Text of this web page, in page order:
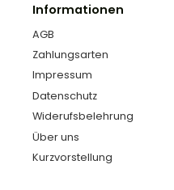
Informationen
AGB
Zahlungsarten
Impressum
Datenschutz
Widerufsbelehrung
Über uns
Kurzvorstellung